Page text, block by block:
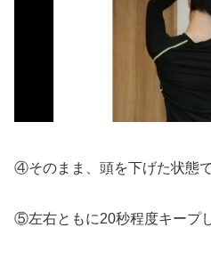
④そのまま、頭を下げた状態
⑤左右ともに20秒程度キープ